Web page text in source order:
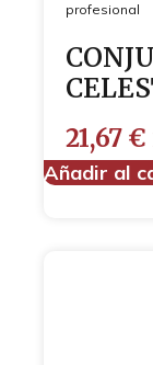
profesional
21,67 €
Añadir al